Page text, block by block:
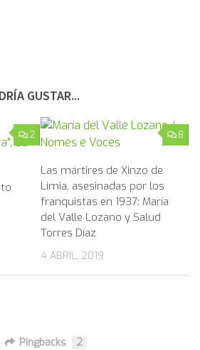
GUSTAR...
2 8
Las mártires de Xinzo de
Limia, asesinadas por los
franquistas en 1937: María
del Valle Lozano y Salud
Torres Díaz
4 ABRIL, 2019
Pingbacks 2